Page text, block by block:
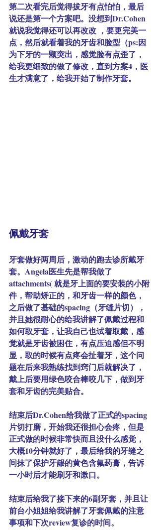
第二次看完后觉得拔牙有点怕怕，最后
说还是第一个方案吧。没想到Dr.Cohen
就说我觉得还可以再改改 ，要更完美一
点，然后就看着我的牙齿和脸型（ps:因
为下牙的一颗突出，感觉脸有点歪了，
给我更细致的做了修改，直到方案4，医
生才满意了，给我开始了制作牙套。
佩戴牙套
牙套做好两周后，激动的跑去诊所戴牙
套。Angela医生先是帮我做了
attachments( 就是牙上面的要安装的小附
件，帮助矫正的，和牙齿一样的颜色，
之后做了基础的spacing（牙缝片切），
并且她很耐心的给我讲解了佩戴过程和
如何取牙套，让我自己也试着取戴，感
觉就是牙齿被困住，有点压迫感但不明
显，取的时候有点疼会扯着牙，这个问
题在后来我熟练找到窍门后就解决了，
戴上后要用绿色咬合棒咬几下，做到牙
套和牙齿的完美贴合。
结束后Dr.Cohen给我做了正式的spacing
片切打磨，开始我还很担心会疼，但是
正式做的时候非常快而且没什么感觉，
大概10分钟就好了，最后给我的牙缝之
间抹了保护牙龈的黄色含氟药膏，告诉
一小时后才能刷牙和漱口。
结束后给我了接下来的6副牙套，并且让
前台小姐姐给我讲解了牙套佩戴的注意
事项和下次review复诊的时间。